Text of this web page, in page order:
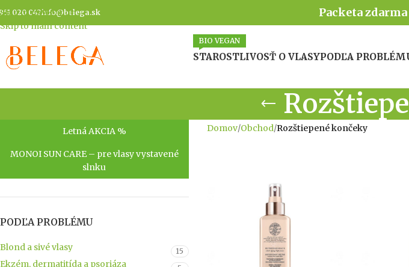
Skip to navigation
Skip to main content
020 042info@belega.sk Packeta
STAROSTLIVOSŤ O VLASY
BIO VEGAN
PODĽA
Letná AKCIA %
MONOI SUN CARE – pre vlasy vystavené
slnku
PODĽA PROBLÉMU
Blond a sivé vlasy 15
Ekzém, dermatitída a psoriáza
Domov/Obchod/Rozštiepené končeky